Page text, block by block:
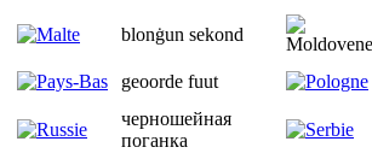
blonġun sekond
geoorde fuut
черношейная
поганка